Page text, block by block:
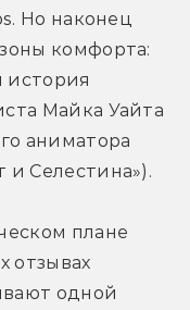
Но наконец
комфорта:
история
Майка Уайта
аниматора
Селестина»).
плане
отзывах
одной